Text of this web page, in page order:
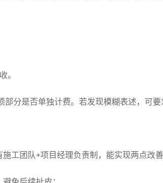
。
部分是否单独计费。若发现模糊表述，可要
工团队+项目经理负责制，能实现两点改善